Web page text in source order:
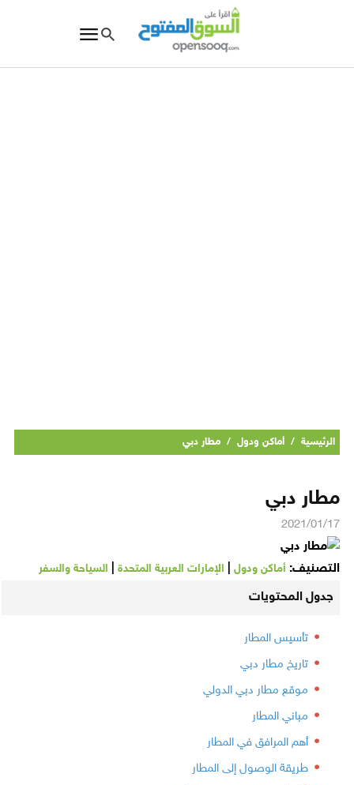
الرئيسية / أماكن ودول / مطار دبي
مطار دبي
2021/01/17
التصنيف: أماكن ودول| الإمارات العربية المتحدة| السياحة والسفر
جدول المحتويات
تأسيس المطار
تاريخ مطار دبي
موقع مطار دبي الدولي
مباني المطار
أهم المرافق في المطار
طريقة الوصول إلى المطار